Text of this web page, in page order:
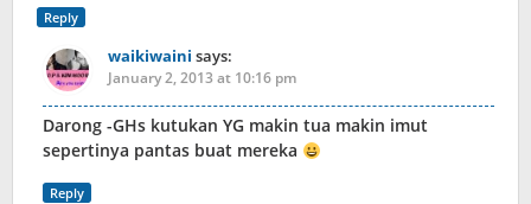
Reply
waikiwaini says:
January 2, 2013 at 10:16 pm
Darong -GHs kutukan YG makin tua makin imut
sepertinya pantas buat mereka
Reply